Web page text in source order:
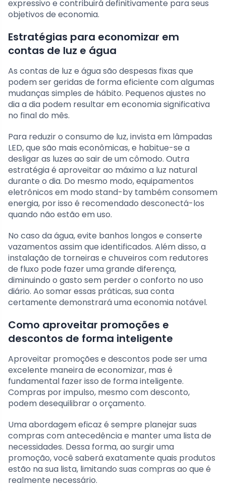
expressivo e contribuirá definitivamente para seus
objetivos de economia.
Estratégias para economizar em
contas de luz e água
As contas de luz e água são despesas fixas que
podem ser geridas de forma eficiente com algumas
mudanças simples de hábito. Pequenos ajustes no
dia a dia podem resultar em economia significativa
no final do mês.
Para reduzir o consumo de luz, invista em lâmpadas
LED, que são mais econômicas, e habitue-se a
desligar as luzes ao sair de um cômodo. Outra
estratégia é aproveitar ao máximo a luz natural
durante o dia. Do mesmo modo, equipamentos
eletrônicos em modo stand-by também consomem
energia, por isso é recomendado desconectá-los
quando não estão em uso.
No caso da água, evite banhos longos e conserte
vazamentos assim que identificados. Além disso, a
instalação de torneiras e chuveiros com redutores
de fluxo pode fazer uma grande diferença,
diminuindo o gasto sem perder o conforto no uso
diário. Ao somar essas práticas, sua conta
certamente demonstrará uma economia notável.
Como aproveitar promoções e
descontos de forma inteligente
Aproveitar promoções e descontos pode ser uma
excelente maneira de economizar, mas é
fundamental fazer isso de forma inteligente.
Compras por impulso, mesmo com desconto,
podem desequilibrar o orçamento.
Uma abordagem eficaz é sempre planejar suas
compras com antecedência e manter uma lista de
necessidades. Dessa forma, ao surgir uma
promoção, você saberá exatamente quais produtos
estão na sua lista, limitando suas compras ao que é
realmente necessário.